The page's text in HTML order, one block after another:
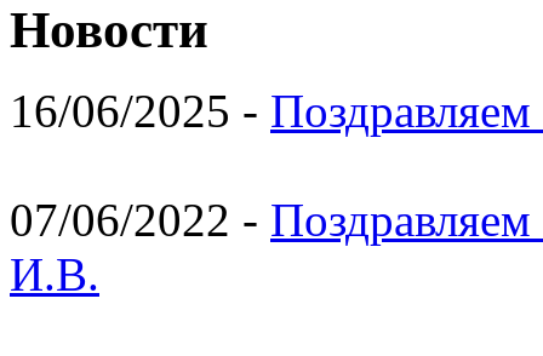
Новости
16/06/2025 -
07/06/2022 -
И.В.